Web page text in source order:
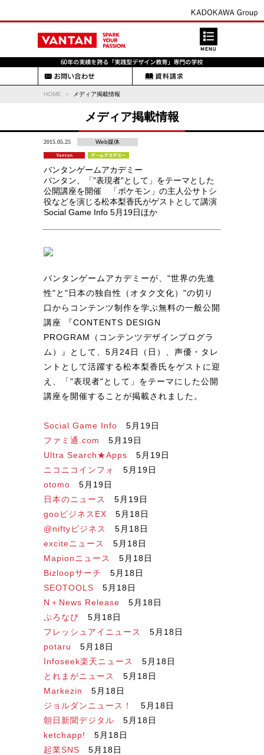
HOME メディア掲載情報
メディア掲載情報
2015.05.25 Web媒体
バンタンゲームアカデミー
バンタン、「"表現者"として」をテーマとした
公開講座を開催 「ポケモン」の主人公サトシ
役などを演じる松本梨香氏がゲストとして講演
Social Game Info 5月19日ほか
バンタンゲームアカデミーが、"世界の先進
性"と"日本の独自性（オタク文化）"の切り
口からコンテンツ制作を学ぶ無料の一般公開
講座 『CONTENTS DESIGN
PROGRAM（コンテンツデザインプログラ
ム）』として、5月24日（日）、声優・タレ
ントとして活躍する松本梨香氏をゲストに迎
え、「"表現者"として」をテーマにした公開
講座を開催することが掲載されました。
Social Game Info 5月19日
ファミ通.com
5月19日
Ultra Search★Apps 5月19日
ニコニコインフォ
5月19日
otomo 5月19日
日本のニュース
5月19日
gooビジネスEX 5月18日
@niftyビジネス
5月18日
exciteニュース
5月18日
Mapionニュース
5月18日
Bizloopサーチ
5月18日
SEOTOOLS 5月18日
N＋News Release 5月18日
ぷろなび 5月18日
フレッシュアイニュース
5月18日
potaru
5月18日
Infoseek楽天ニュース
5月18日
とれまがニュース
5月18日
Markezin
5月18日
ジョルダンニュース！
5月18日
朝日新聞デジタル 5月18日
ketchapp!
5月18日
起業SNS 5月18日